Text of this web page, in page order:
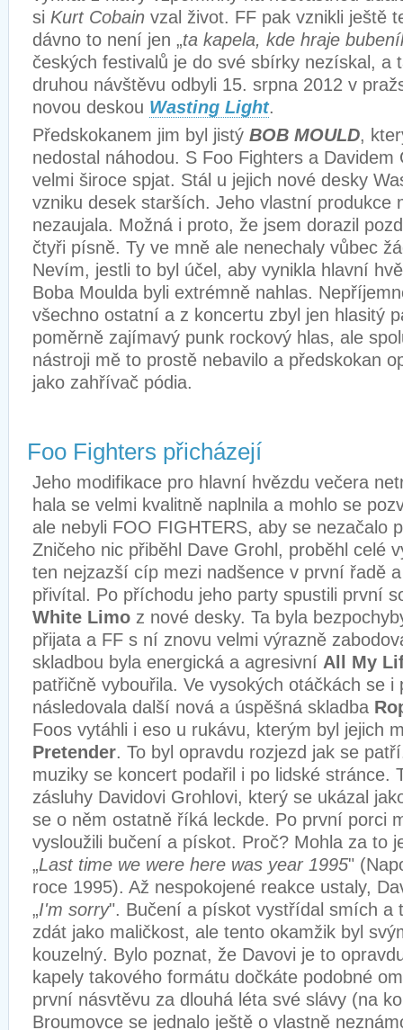
si Kurt Cobain vzal život. FF pak vznikli ještě
dávno to není jen „ta kapela, kde hraje
českých festivalů je do své sbírky nezískal, a
druhou návštěvu odbyli 15. srpna 2012 v
novou deskou Wasting Light.
Předskokanem jim byl jistý BOB MOULD,
nedostal náhodou. S Foo Fighters a Davidem
velmi široce spjat. Stál u jejich nové desky
vzniku desek starších. Jeho vlastní produkce
nezaujala. Možná i proto, že jsem dorazil
čtyři písně. Ty ve mně ale nenechaly vůbec
Nevím, jestli to byl účel, aby vynikla hlavní
Boba Moulda byli extrémně nahlas.
všechno ostatní a z koncertu zbyl jen hlasitý
poměrně zajímavý punk rockový hlas, ale
nástroji mě to prostě nebavilo a předskokan
jako zahřívač pódia.
Foo Fighters přicházejí
Jeho modifikace pro hlavní hvězdu večera
hala se velmi kvalitně naplnila a mohlo se
ale nebyli FOO FIGHTERS, aby se nezačalo
Zničeho nic přiběhl Dave Grohl, proběhl celé
ten nejzazší cíp mezi nadšence v první řadě
přivítal. Po příchodu jeho party spustili první
White Limo z nové desky. Ta byla
přijata a FF s ní znovu velmi výrazně
skladbou byla energická a agresivní All My
patřičně vybouřila. Ve vysokých otáčkách se i
následovala další nová a úspěšná skladba
Foos vytáhli i eso u rukávu, kterým byl jejich
Pretender. To byl opravdu rozjezd jak se
muziky se koncert podařil i po lidské stránce.
zásluhy Davidovi Grohlovi, který se ukázal
se o něm ostatně říká leckde. Po první porci
vysloužili bučení a pískot. Proč? Mohla za to
„Last time we were here was year 1995"
roce 1995). Až nespokojené reakce ustaly,
„I'm sorry". Bučení a pískot vystřídal smích a
zdát jako maličkost, ale tento okamžik byl
kouzelný. Bylo poznat, že Davovi je to
kapely takového formátu dočkáte podobné
první násvtěvu za dlouhá léta své slávy (na
Broumovce se jednalo ještě o vlastně